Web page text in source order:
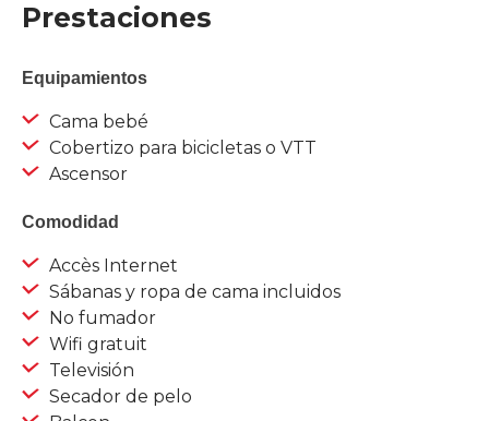
Prestaciones
Equipamientos
Cama bebé
Cobertizo para bicicletas o VTT
Ascensor
Comodidad
Accès Internet
Sábanas y ropa de cama incluidos
No fumador
Wifi gratuit
Televisión
Secador de pelo